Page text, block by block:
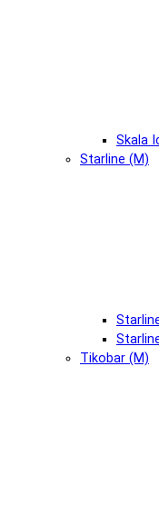
Skala
Starline (М)
Tikobar (М)